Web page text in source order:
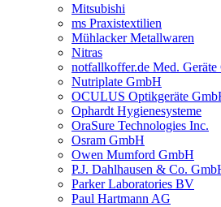
Mitsubishi
ms Praxistextilien
Mühlacker Metallwaren
Nitras
notfallkoffer.de Med. Geräte
Nutriplate GmbH
OCULUS Optikgeräte
Ophardt Hygienesysteme
OraSure Technologies Inc.
Osram GmbH
Owen Mumford GmbH
P.J. Dahlhausen & Co.
Parker Laboratories BV
Paul Hartmann AG